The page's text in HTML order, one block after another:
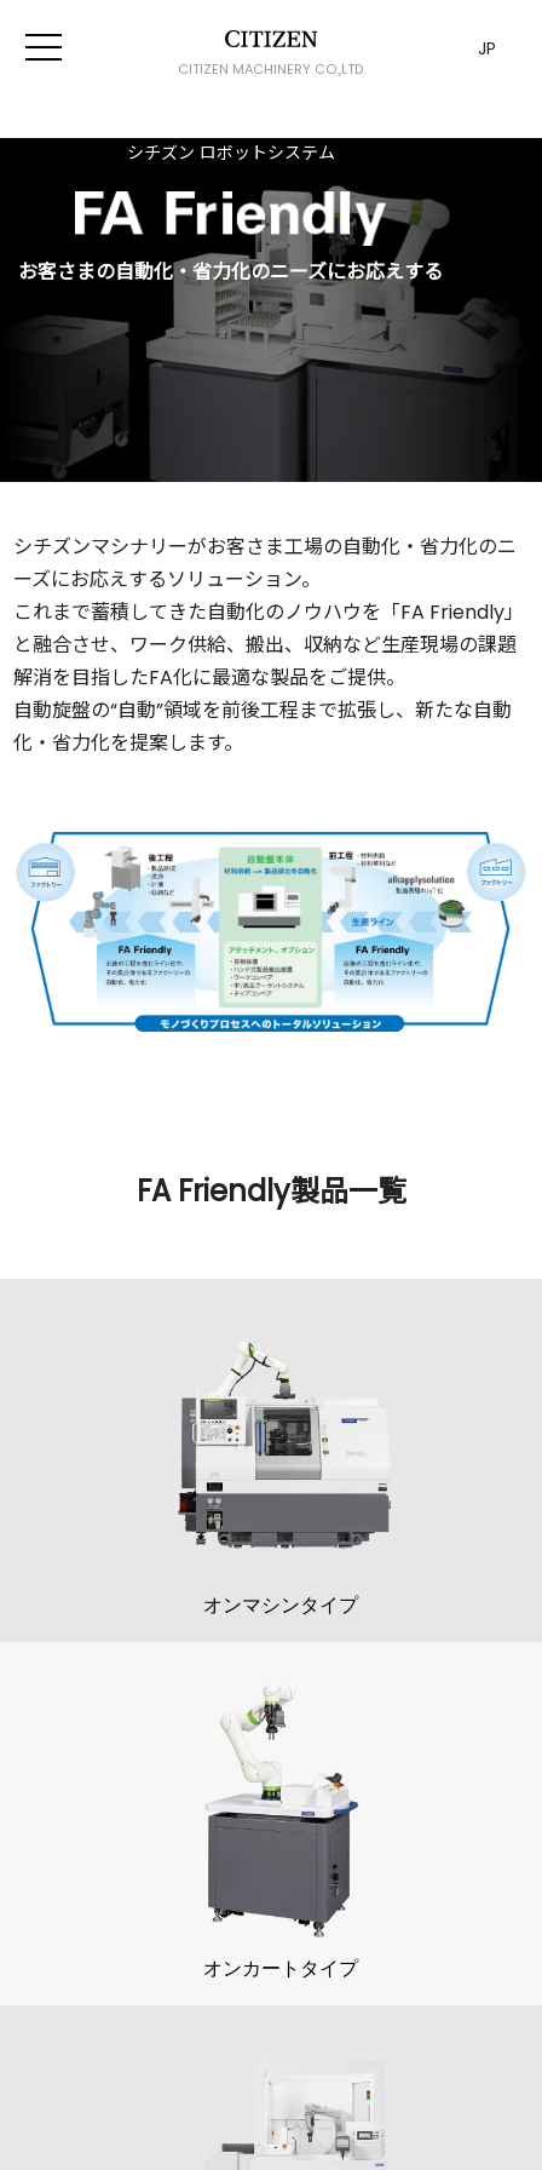
CITIZEN MACHINERY CO.,LTD.
JP
シチズン ロボットシステム
お客さまの自動化・省力化のニーズにお応えする
シチズンマシナリーがお客さま工場の自動化・省力化のニ
ーズにお応えするソリューション。
これまで蓄積してきた自動化のノウハウを 「FA Friendly」
と融合させ、ワーク供給、搬出、収納など生産現場の課題
解消を目指したFA化に最適な製品をご提供。
自動旋盤の“自動”領域を前後工程まで拡張し、新たな自動
化・省力化を提案します。
FA Friendly製品一覧
オンマシンタイプ
オンカートタイプ